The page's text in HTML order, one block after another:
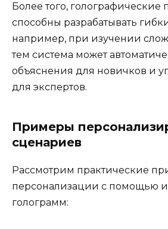
Более того, голографические
способны разрабатывать
например, при изучении
тем система может
объяснения для новичков и
для экспертов.
Примеры
сценариев
Рассмотрим практические
персонализации с помощью
голограмм: